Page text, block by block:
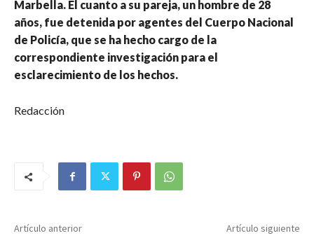
Marbella. El cuanto a su pareja, un hombre de 28
años, fue detenida por agentes del Cuerpo Nacional
de Policía, que se ha hecho cargo de la
correspondiente investigación para el
esclarecimiento de los hechos.
Redacción
Artículo anterior Artículo siguiente